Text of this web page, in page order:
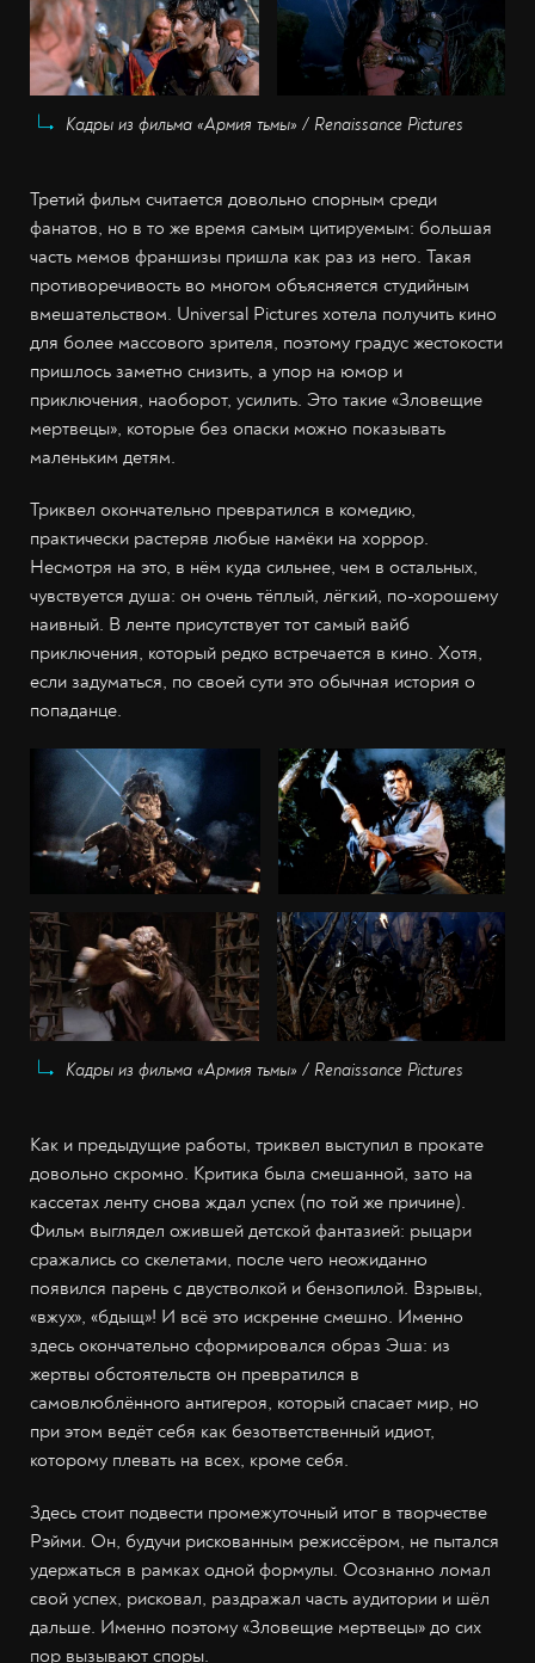
Кадры из фильма «Армия тьмы» / Renaissance Pictures
Третий фильм считается довольно спорным среди
фанатов, но в то же время самым цитируемым: большая
часть мемов франшизы пришла как раз из него. Такая
противоречивость во многом объясняется студийным
вмешательством. Universal Pictures хотела получить кино
для более массового зрителя, поэтому градус жестокости
пришлось заметно снизить, а упор на юмор и
приключения, наоборот, усилить. Это такие «Зловещие
мертвецы», которые без опаски можно показывать
маленьким детям.
Триквел окончательно превратился в комедию,
практически растеряв любые намёки на хоррор.
Несмотря на это, в нём куда сильнее, чем в остальных,
чувствуется душа: он очень тёплый, лёгкий, по-хорошему
наивный. В ленте присутствует тот самый вайб
приключения, который редко встречается в кино. Хотя,
если задуматься, по своей сути это обычная история о
попаданце.
Кадры из фильма «Армия тьмы» / Renaissance Pictures
Как и предыдущие работы, триквел выступил в прокате
довольно скромно. Критика была смешанной, зато на
кассетах ленту снова ждал успех (по той же причине).
Фильм выглядел ожившей детской фантазией: рыцари
сражались со скелетами, после чего неожиданно
появился парень с двустволкой и бензопилой. Взрывы,
«вжух», «бдыщ»! И всё это искренне смешно. Именно
здесь окончательно сформировался образ Эша: из
жертвы обстоятельств он превратился в
самовлюблённого антигероя, который спасает мир, но
при этом ведёт себя как безответственный идиот,
которому плевать на всех, кроме себя.
Здесь стоит подвести промежуточный итог в творчестве
Рэйми. Он, будучи рискованным режиссёром, не пытался
удержаться в рамках одной формулы. Осознанно ломал
свой успех, рисковал, раздражал часть аудитории и шёл
дальше. Именно поэтому «Зловещие мертвецы» до сих
пор вызывают споры.